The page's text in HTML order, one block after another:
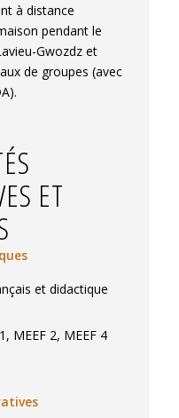
des
les pratiques des
, Université de
Poitiers, France.
?.
à l’école.
⟨hal-
à distance
pendant le
Gwozdz et
de groupes (avec
ET
et didactique
MEEF 2, MEEF 4